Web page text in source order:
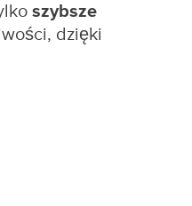
szybsze
dzięki